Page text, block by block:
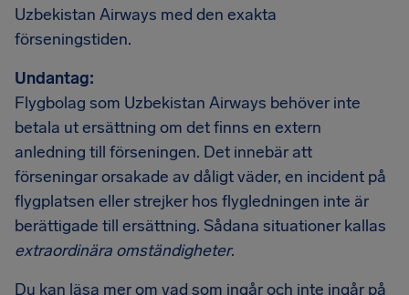
Uzbekistan Airways med den exakta
förseningstiden.
Undantag:
Flygbolag som Uzbekistan Airways behöver inte
betala ut ersättning om det finns en extern
anledning till förseningen. Det innebär att
förseningar orsakade av dåligt väder, en incident på
flygplatsen eller strejker hos flygledningen inte är
berättigade till ersättning. Sådana situationer kallas
extraordinära omständigheter.
Du kan läsa mer om vad som ingår och inte ingår på